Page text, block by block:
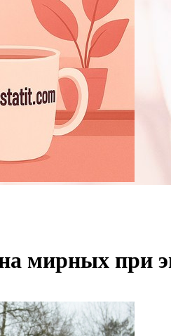
мирных при